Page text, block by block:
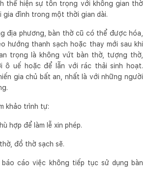
thể hiện sự tôn trọng với không gian thờ
gia đình trong một thời gian dài.
địa phương, bàn thờ cũ có thể được hóa,
hướng thanh sạch hoặc thay mới sau khi
trọng là không vứt bàn thờ, tượng thờ,
ô uế hoặc để lẫn với rác thải sinh hoạt.
gia chủ bất an, nhất là với những người
khảo trình tự:
hợp để làm lễ xin phép.
đồ thờ sạch sẽ.
báo cáo việc không tiếp tục sử dụng bàn